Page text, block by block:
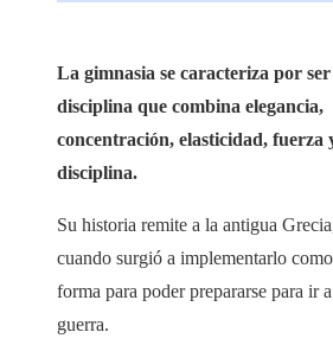
La gimnasia se caracteriza por
disciplina que combina elegancia,
concentración, elasticidad, fuerza
disciplina.
Su historia remite a la antigua
cuando surgió a implementarlo
forma para poder prepararse para ir
guerra.